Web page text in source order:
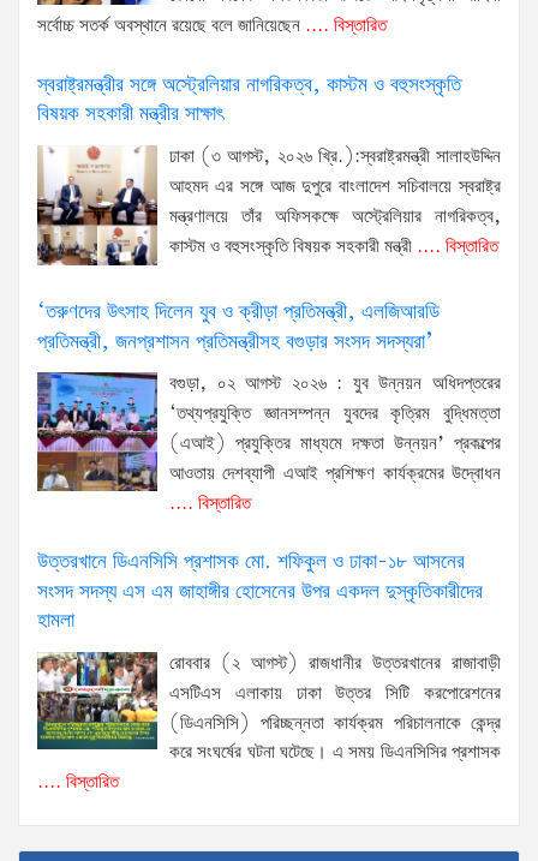
সর্বোচ্চ সতর্ক অবস্থানে রয়েছে বলে জানিয়েছেন .... বিস্তারিত
স্বরাষ্ট্রমন্ত্রীর সঙ্গে অস্ট্রেলিয়ার নাগরিকত্ব, কাস্টম ও বহুসংস্কৃতি
বিষয়ক সহকারী মন্ত্রীর সাক্ষাৎ
ঢাকা (৩ আগস্ট, ২০২৬ খ্রি.):স্বরাষ্ট্রমন্ত্রী সালাহউদ্দিন
আহমদ এর সঙ্গে আজ দুপুরে বাংলাদেশ সচিবালয়ে স্বরাষ্ট্র
মন্ত্রণালয়ে তাঁর অফিসকক্ষে অস্ট্রেলিয়ার নাগরিকত্ব,
কাস্টম ও বহুসংস্কৃতি বিষয়ক সহকারী মন্ত্রী .... বিস্তারিত
‘তরুণদের উৎসাহ দিলেন যুব ও ক্রীড়া প্রতিমন্ত্রী, এলজিআরডি
প্রতিমন্ত্রী, জনপ্রশাসন প্রতিমন্ত্রীসহ বগুড়ার সংসদ সদস্যরা’
বগুড়া, ০২ আগস্ট ২০২৬ : যুব উন্নয়ন অধিদপ্তরের
‘তথ্যপ্রযুক্তি জ্ঞানসম্পন্ন যুবদের কৃত্রিম বুদ্ধিমত্তা
(এআই) প্রযুক্তির মাধ্যমে দক্ষতা উন্নয়ন’ প্রকল্পের
আওতায় দেশব্যাপী এআই প্রশিক্ষণ কার্যক্রমের উদ্বোধন
.... বিস্তারিত
উত্তরখানে ডিএনসিসি প্রশাসক মো. শফিকুল ও ঢাকা-১৮ আসনের
সংসদ সদস্য এস এম জাহাঙ্গীর হোসেনের উপর একদল দুস্কৃতিকারীদের
হামলা
রোববার (২ আগস্ট) রাজধানীর উত্তরখানের রাজাবাড়ী
এসটিএস এলাকায় ঢাকা উত্তর সিটি করপোরেশনের
(ডিএনসিসি) পরিচ্ছন্নতা কার্যক্রম পরিচালনাকে কেন্দ্র
করে সংঘর্ষের ঘটনা ঘটেছে। এ সময় ডিএনসিসির প্রশাসক
.... বিস্তারিত